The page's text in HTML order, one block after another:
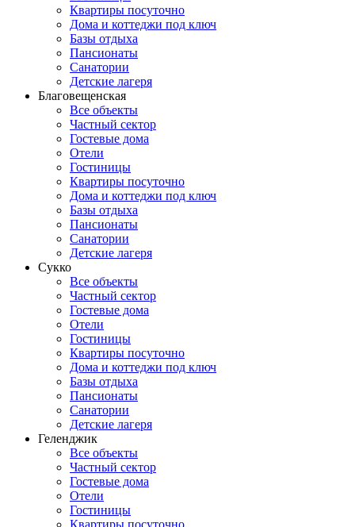
Квартиры посуточно
Дома и коттеджи под ключ
Базы отдыха
Пансионаты
Санатории
Детские лагеря
Благовещенская
Все объекты
Частный сектор
Гостевые дома
Отели
Гостиницы
Квартиры посуточно
Дома и коттеджи под ключ
Базы отдыха
Пансионаты
Санатории
Детские лагеря
Сукко
Все объекты
Частный сектор
Гостевые дома
Отели
Гостиницы
Квартиры посуточно
Дома и коттеджи под ключ
Базы отдыха
Пансионаты
Санатории
Детские лагеря
Геленджик
Все объекты
Частный сектор
Гостевые дома
Отели
Гостиницы
Квартиры посуточно